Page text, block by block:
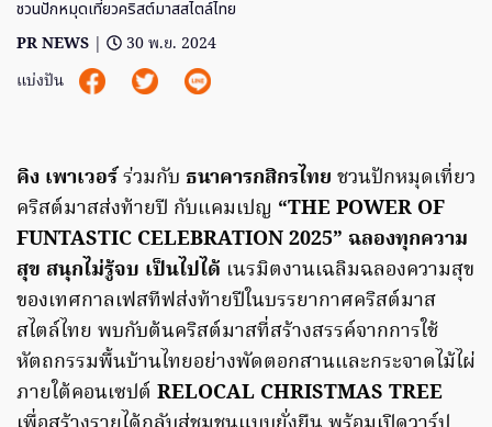
ชวนปักหมุดเที่ยวคริสต์มาสสไตล์ไทย
PR NEWS |
30 พ.ย. 2024
แบ่งปัน
คิง เพาเวอร์ร่วมกับ ธนาคารกสิกรไทย ชวนปักหมุดเที่ยว
คริสต์มาสส่งท้ายปี กับแคมเปญ “THE POWER OF
FUNTASTIC CELEBRATION 2025” ฉลองทุกความ
สุข สนุกไม่รู้จบ เป็นไปได้ เนรมิตงานเฉลิมฉลองความสุข
ของเทศกาลเฟสทีฟส่งท้ายปีในบรรยากาศคริสต์มาส
สไตล์ไทย พบกับต้นคริสต์มาสที่สร้างสรรค์จากการใช้
หัตถกรรมพื้นบ้านไทยอย่างพัดตอกสานและกระจาดไม้ไผ่
ภายใต้คอนเซปต์ RELOCAL CHRISTMAS TREE